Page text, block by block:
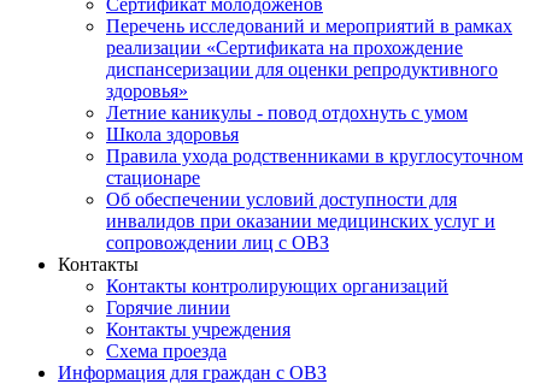
Перечень исследований и мероприятий в рамках
реализации «Сертификата на прохождение
диспансеризации для оценки репродуктивного
здоровья»
Летние каникулы - повод отдохнуть с умом
Школа здоровья
Правила ухода родственниками в круглосуточном
стационаре
Об обеспечении условий доступности для
инвалидов при оказании медицинских услуг и
сопровождении лиц с ОВЗ
Контакты
Контакты контролирующих организаций
Горячие линии
Контакты учреждения
Схема проезда
Информация для граждан с ОВЗ